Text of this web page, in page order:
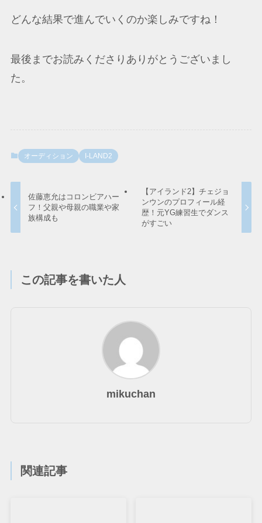
どんな結果で進んでいくのか楽しみですね！
最後までお読みくださりありがとうございまし
た。
オーディション I-LAND2
佐藤恵允はコロンビアハー
フ！父親や母親の職業や家
族構成も
【アイランド2】チェジョ
ンウンのプロフィール経
歴！元YG練習生でダンス
がすごい
この記事を書いた人
mikuchan
関連記事